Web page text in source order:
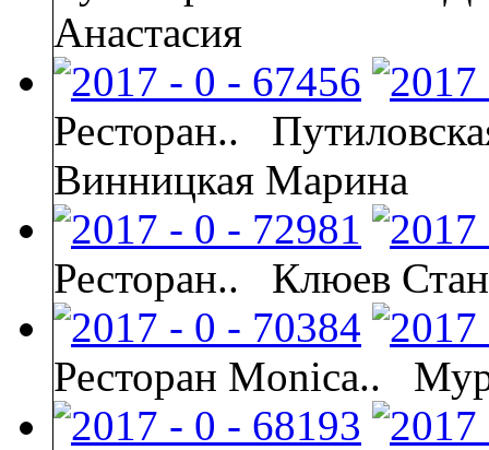
Анастасия
Ресторан..
Винницкая Марина
Ресторан.. Клюев
Ресторан Monica..